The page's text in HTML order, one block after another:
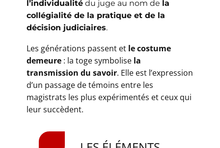
l’individualité du juge au nom de la
collégialité de la pratique et de la
décision judiciaires.
​Les générations passent et le costume
demeure : la toge symbolise la
transmission du savoir. Elle est l’expression
d’un passage de témoins entre les
magistrats les plus expérimentés et ceux qui
leur succèdent.